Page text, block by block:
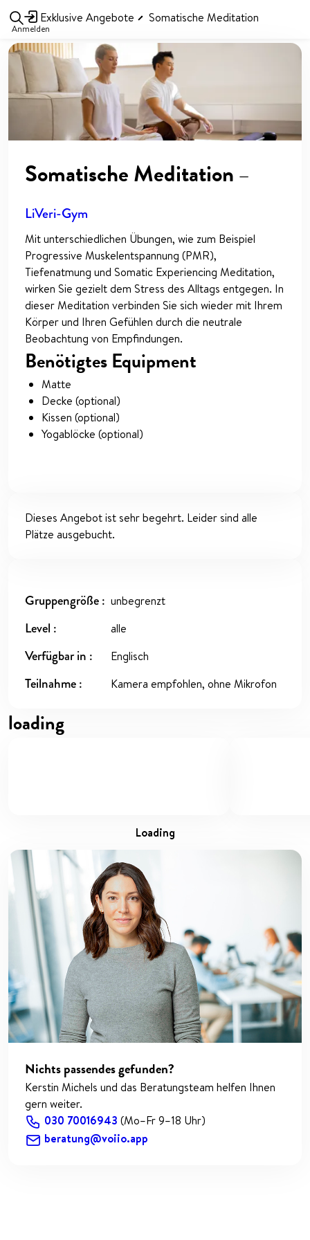
Anmelden
Exklusive Angebote Somatische Meditation
Somatische Meditation —
LiVeri-Gym
Mit unterschiedlichen Übungen, wie zum Beispiel
Progressive Muskelentspannung (PMR),
Tiefenatmung und Somatic Experiencing Meditation,
wirken Sie gezielt dem Stress des Alltags entgegen. In
dieser Meditation verbinden Sie sich wieder mit Ihrem
Körper und Ihren Gefühlen durch die neutrale
Beobachtung von Empfindungen.
Benötigtes Equipment
Matte
Decke (optional)
Kissen (optional)
Yogablöcke (optional)
Dieses Angebot ist sehr begehrt. Leider sind alle
Plätze ausgebucht.
Gruppengröße unbegrenzt
Level alle
Verfügbar in Englisch
Teilnahme Kamera empfohlen, ohne Mikrofon
loading
loading
Nichts passendes gefunden?
Kerstin Michels und das Beratungsteam helfen Ihnen
gern weiter.
030 70016943 (Mo–Fr 9–18 Uhr)
beratung@voiio.app